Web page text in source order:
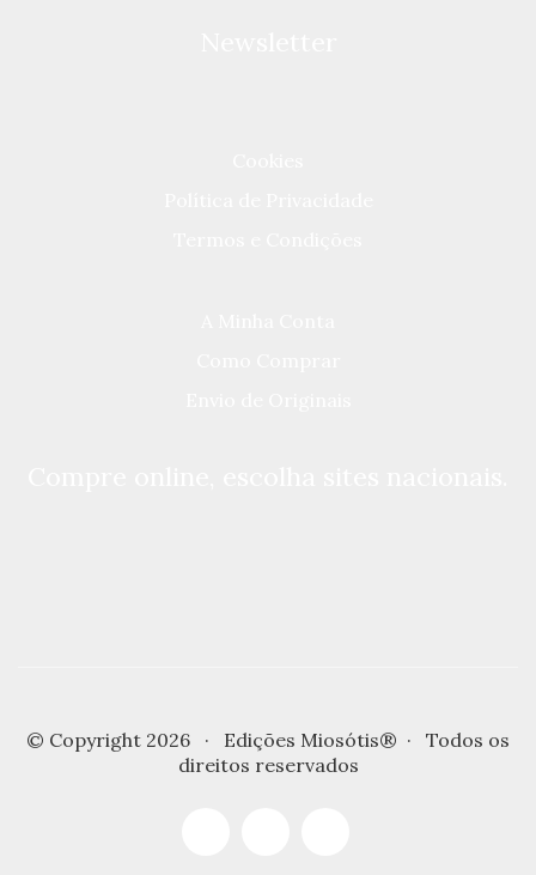
© Copyright 2026 · Edições Miosótis® · Todos os
direitos reservados